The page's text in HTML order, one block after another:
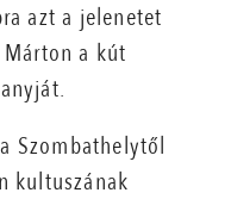
azt a jelenetet
a kút
Szombathelytől
kultuszának